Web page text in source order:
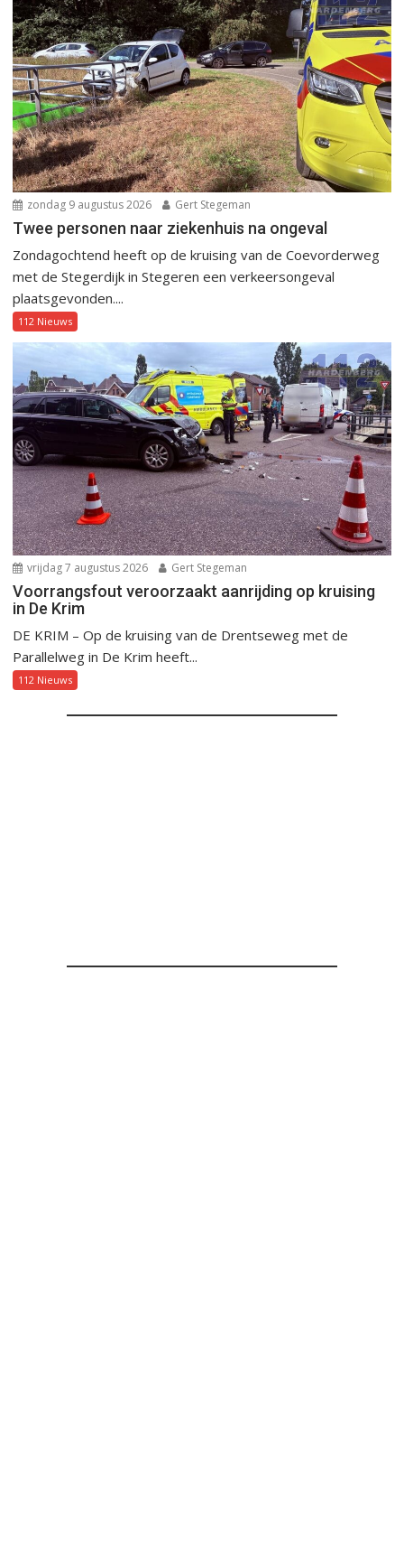
zondag 9 augustus 2026 Gert Stegeman
Twee personen naar ziekenhuis na ongeval
Zondagochtend heeft op de kruising van de Coevorderweg
met de Stegerdijk in Stegeren een verkeersongeval
plaatsgevonden....
112 Nieuws
vrijdag 7 augustus 2026 Gert Stegeman
Voorrangsfout veroorzaakt aanrijding op kruising
in De Krim
DE KRIM – Op de kruising van de Drentseweg met de
Parallelweg in De Krim heeft...
112 Nieuws